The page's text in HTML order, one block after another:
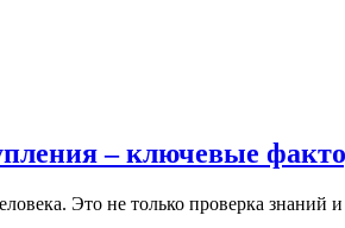
– ключевые
Это не только проверка